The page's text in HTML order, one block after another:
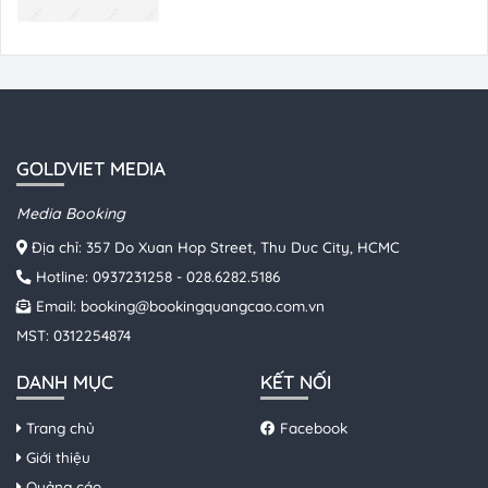
GOLDVIET MEDIA
Media Booking
Địa chỉ: 357 Do Xuan Hop Street, Thu Duc City, HCMC
Hotline: 0937231258 - 028.6282.5186
Email: booking@bookingquangcao.com.vn
MST: 0312254874
DANH MỤC
Trang chủ
Giới thiệu
KẾT NỐI
Facebook